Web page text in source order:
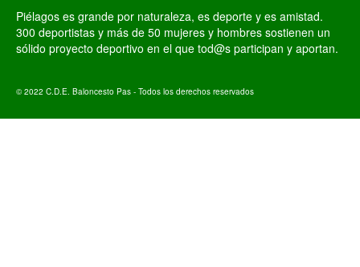
Piélagos es grande por naturaleza, es deporte y es amistad.
300 deportistas y más de 50 mujeres y hombres sostienen un
sólido proyecto deportivo en el que tod@s participan y aportan.
© 2022 C.D.E. Baloncesto Pas - Todos los derechos reservados